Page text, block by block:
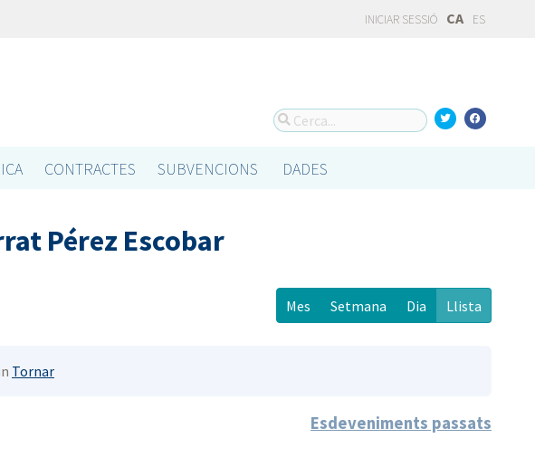
INICIAR SESSIÓ CA ES
CONTRACTES SUBVENCIONS DADES
Pérez Escobar
Mes Setmana Dia Llista
Tornar
Esdeveniments passats